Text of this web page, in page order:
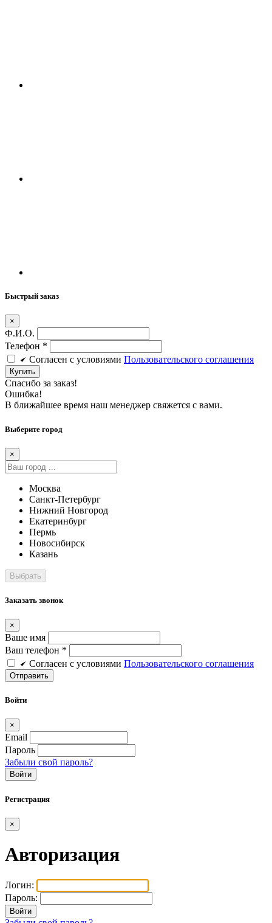
Быстрый заказ
×
Ф.И.О.
Телефон *
Cогласен c условиями Пользовательского соглашения
Купить
Спасибо за заказ!
Ошибка!
В ближайшее время наш менеджер свяжется с вами.
Выберите город
×
Москва
Санкт-Петербург
Нижний Новгород
Екатеринбург
Пермь
Новосибирск
Казань
Заказать звонок
×
Ваше имя
Ваш телефон *
Cогласен c условиями Пользовательского соглашения
Войти
×
Email
Пароль
Забыли свой пароль?
Войти
Регистрация
×
Авторизация
Логин:
Пароль: